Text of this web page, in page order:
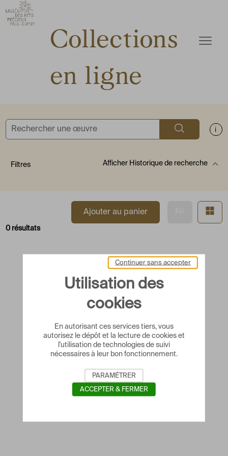
Accèder directement au contenu
Accèder directement au contenu
Collections
en ligne
Ouvrir
Rechercher
Filtres AfficherHistorique de recherche
0 résultats
Ajouter au panier Afficher
Utilisation des
cookies
En autorisant ces services tiers, vous
autorisez le dépôt et la lecture de cookies et
l'utilisation de technologies de suivi
nécessaires à leur bon fonctionnement.
Continuer sans accepter
PARAMÉTRER
ACCEPTER & FERMER